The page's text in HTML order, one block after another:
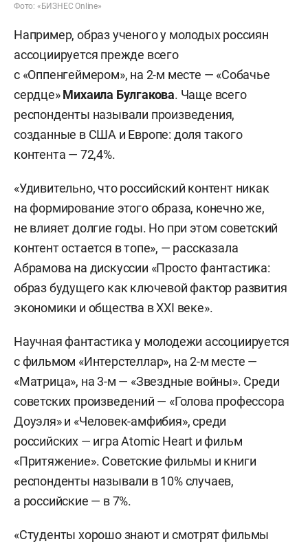
Фото: «БИЗНЕС Online»
Например, образ ученого у молодых россиян
ассоциируется прежде всего
с «Оппенгеймером», на 2-м месте — «Собачье
сердце»Михаила Булгакова. Чаще всего
респонденты называли произведения,
созданные в США и Европе: доля такого
контента — 72,4%.
«Удивительно, что российский контент никак
на формирование этого образа, конечно же,
не влияет долгие годы. Но при этом советский
контент остается в топе», — рассказала
Абрамова на дискуссии «Просто фантастика:
образ будущего как ключевой фактор развития
экономики и общества в XXI веке».
Научная фантастика у молодежи ассоциируется
с фильмом «Интерстеллар», на 2-м месте —
«Матрица», на 3-м — «Звездные войны». Среди
советских произведений — «Голова профессора
Доуэля» и «Человек-амфибия», среди
российских — игра Atomic Heart и фильм
«Притяжение». Советские фильмы и книги
респонденты называли в 10% случаев,
а российские — в 7%.
«Студенты хорошо знают и смотрят фильмы